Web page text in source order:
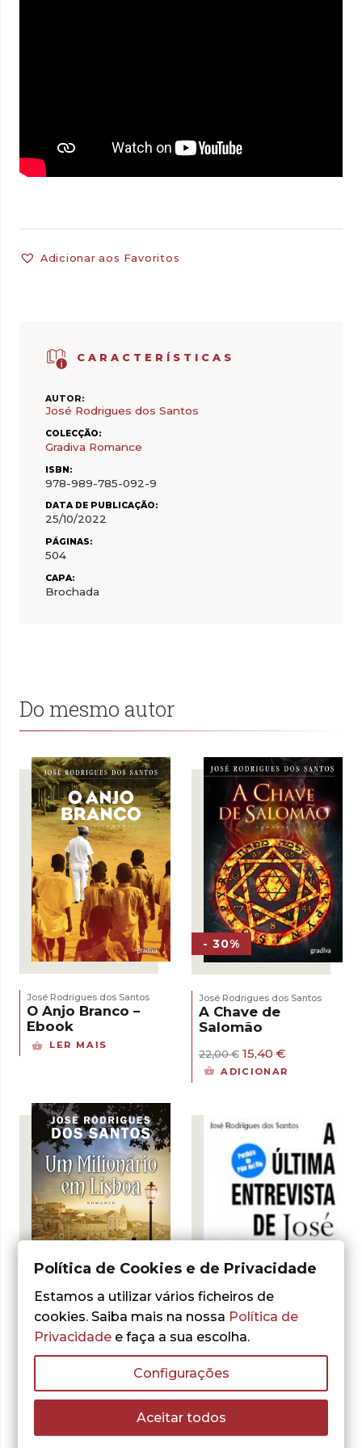
CARACTERÍSTICAS
AUTOR:
José Rodrigues dos Santos
COLECÇÃO:
Gradiva Romance
ISBN:
978-989-785-092-9
DATA DE PUBLICAÇÃO:
25/10/2022
PÁGINAS:
504
CAPA:
Brochada
Adicionar aos Favoritos
Do mesmo autor
José Rodrigues dos Santos
O Anjo Branco –
Ebook
LER MAIS
- 30%
José Rodrigues dos Santos
A Chave de
Salomão
22,00€ O
preço
original
15,40 €O
preço
atual
ADICIONAR
- 30%
José Rodrigues dos Santos
Um Milionário em
22,00€ O
era:
15,40€O
preço
atual
é:
- 30%
José Rodrigues dos Santos
A Última
Entrevista de José
Saramago
6,50€ O
era:
4,55€O
é:
Política de Cookies e de Privacidade
Estamos a utilizar vários ficheiros de
cookies. Saiba mais na nossa Política de
Privacidade e faça a sua escolha.
Configurações
Aceitar todos